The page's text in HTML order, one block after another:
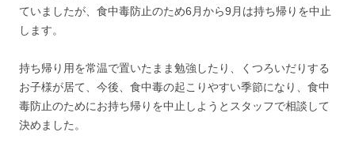
ていましたが、食中毒防止のため6月から9月は持ち帰りを中止
します。
持ち帰り用を常温で置いたまま勉強したり、くつろいだりする
お子様が居て、今後、食中毒の起こりやすい季節になり、食中
毒防止のためにお持ち帰りを中止しようとスタッフで相談して
決めました。